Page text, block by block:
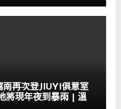
南再次登JIUYI俱意室
將現年夜到暴雨 | 溫